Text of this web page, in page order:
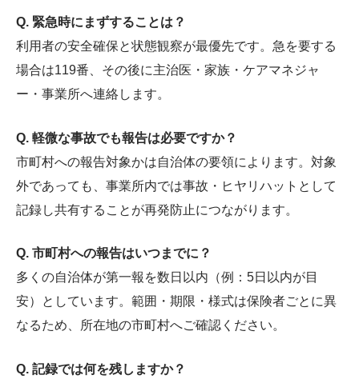
Q. 緊急時にまずすることは？
利用者の安全確保と状態観察が最優先です。急を要する
場合は119番、その後に主治医・家族・ケアマネジャ
ー・事業所へ連絡します。
Q. 軽微な事故でも報告は必要ですか？
市町村への報告対象かは自治体の要領によります。対象
外であっても、事業所内では事故・ヒヤリハットとして
記録し共有することが再発防止につながります。
Q. 市町村への報告はいつまでに？
多くの自治体が第一報を数日以内（例：5日以内が目
安）としています。範囲・期限・様式は保険者ごとに異
なるため、所在地の市町村へご確認ください。
Q. 記録では何を残しますか？